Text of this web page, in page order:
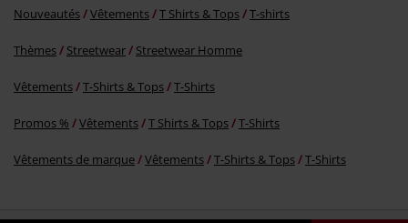
Nouveautés Vêtements T Shirts & Tops T-shirts
Thèmes Streetwear Streetwear Homme
Vêtements T-Shirts & Tops T-Shirts
Promos % Vêtements T Shirts & Tops T-Shirts
Vêtements de marque Vêtements T-Shirts & Tops T-Shirts